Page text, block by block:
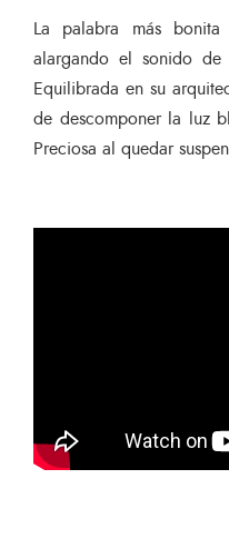
La palabra más
alargando el sonido
Equilibrada en su
de descomponer la luz
Preciosa al quedar